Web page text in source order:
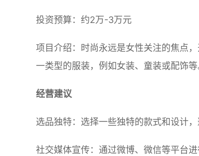
投资预算：约2万-3万元
项目介绍：时尚永远是女性关注的焦点
一类型的服装，例如女装、童装或配饰等
经营建议
选品独特：选择一些独特的款式和设计
社交媒体宣传：通过微博、微信等平台进